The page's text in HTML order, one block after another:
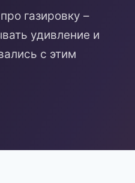
газировку –
удивление и
с этим